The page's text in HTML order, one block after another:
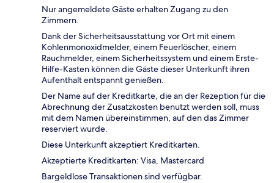
Nur angemeldete Gäste erhalten Zugang zu den
Zimmern.
Dank der Sicherheitsausstattung vor Ort mit einem
Kohlenmonoxidmelder, einem Feuerlöscher, einem
Rauchmelder, einem Sicherheitssystem und einem Erste-
Hilfe-Kasten können die Gäste dieser Unterkunft ihren
Aufenthalt entspannt genießen.
Der Name auf der Kreditkarte, die an der Rezeption für die
Abrechnung der Zusatzkosten benutzt werden soll, muss
mit dem Namen übereinstimmen, auf den das Zimmer
reserviert wurde.
Diese Unterkunft akzeptiert Kreditkarten.
Akzeptierte Kreditkarten: Visa, Mastercard
Bargeldlose Transaktionen sind verfügbar.